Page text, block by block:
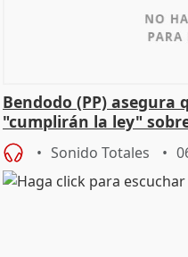
Bendodo (PP) asegura
"cumplirán la ley"
Sonido Totales